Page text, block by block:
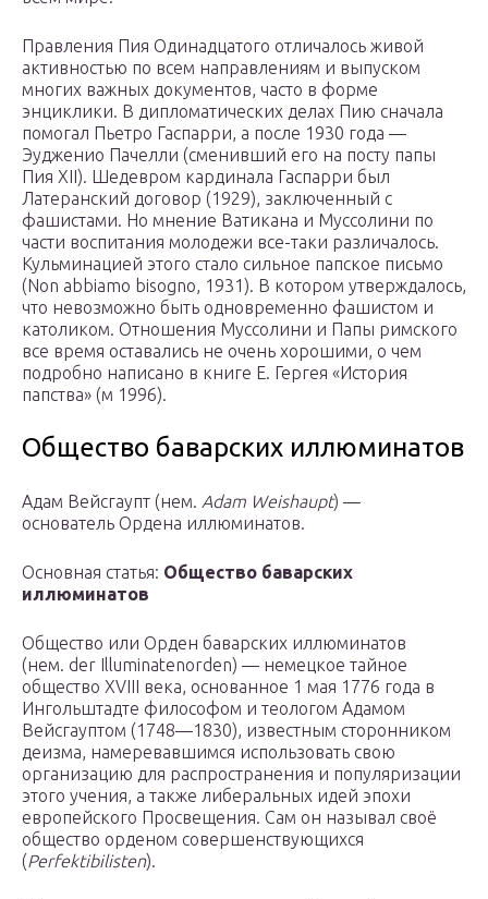
Правления Пия Одинадцатого отличалось живой
активностью по всем направлениям и выпуском
многих важных документов, часто в форме
энциклики. В дипломатических делах Пию сначала
помогал Пьетро Гаспарри, а после 1930 года —
Эудженио Пачелли (сменивший его на посту папы
Пия XII). Шедевром кардинала Гаспарри был
Латеранский договор (1929), заключенный с
фашистами. Но мнение Ватикана и Муссолини по
части воспитания молодежи все-таки различалось.
Кульминацией этого стало сильное папское письмо
(Non abbiamo bisogno, 1931). В котором утверждалось,
что невозможно быть одновременно фашистом и
католиком. Отношения Муссолини и Папы римского
все время оставались не очень хорошими, о чем
подробно написано в книге Е. Гергея «История
папства» (м 1996).
Общество баварских иллюминатов
Адам Вейсгаупт (нем. Adam Weishaupt) —
основатель Ордена иллюминатов.
Основная статья: Общество баварских
иллюминатов
Общество или Орден баварских иллюминатов
(нем. der Illuminatenorden) — немецкое тайное
общество XVIII века, основанное 1 мая 1776 года в
Ингольштадте философом и теологом Адамом
Вейсгауптом (1748—1830), известным сторонником
деизма, намеревавшимся использовать свою
организацию для распространения и популяризации
этого учения, а также либеральных идей эпохи
европейского Просвещения. Сам он называл своё
общество орденом совершенствующихся
(Perfektibilisten).